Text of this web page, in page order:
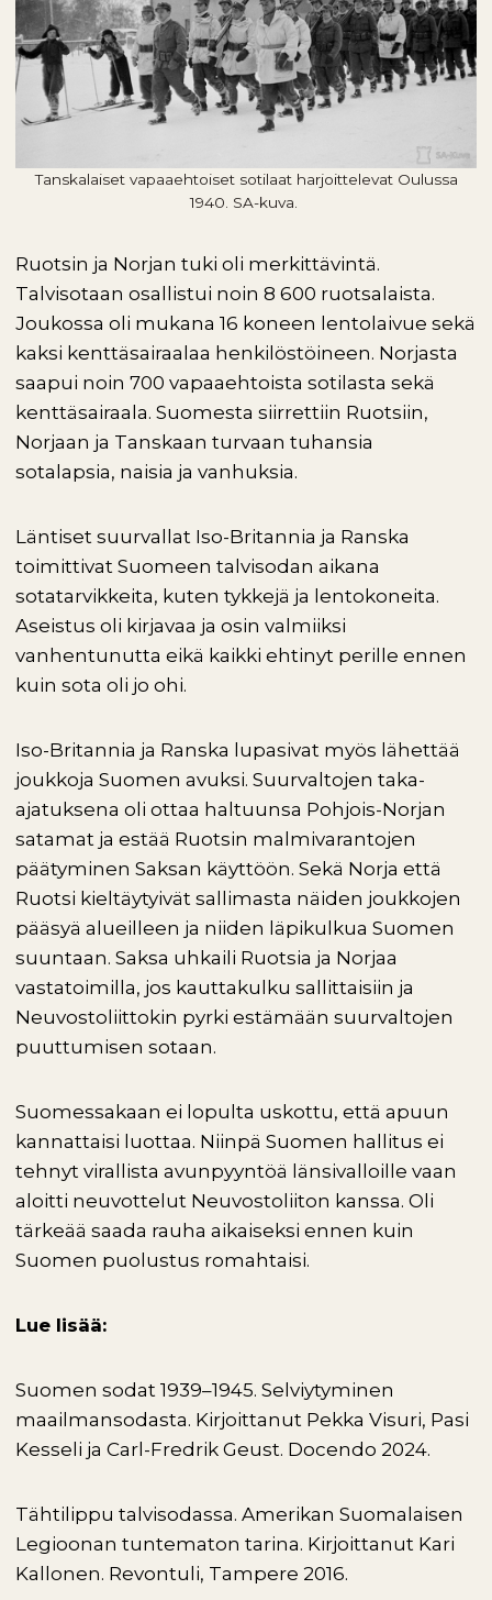
Tanskalaiset vapaaehtoiset sotilaat harjoittelevat Oulussa
1940. SA-kuva.
Ruotsin ja Norjan tuki oli merkittävintä.
Talvisotaan osallistui noin 8 600 ruotsalaista.
Joukossa oli mukana 16 koneen lentolaivue sekä
kaksi kenttäsairaalaa henkilöstöineen. Norjasta
saapui noin 700 vapaaehtoista sotilasta sekä
kenttäsairaala. Suomesta siirrettiin Ruotsiin,
Norjaan ja Tanskaan turvaan tuhansia
sotalapsia, naisia ja vanhuksia.
Läntiset suurvallat Iso-Britannia ja Ranska
toimittivat Suomeen talvisodan aikana
sotatarvikkeita, kuten tykkejä ja lentokoneita.
Aseistus oli kirjavaa ja osin valmiiksi
vanhentunutta eikä kaikki ehtinyt perille ennen
kuin sota oli jo ohi.
Iso-Britannia ja Ranska lupasivat myös lähettää
joukkoja Suomen avuksi. Suurvaltojen taka-
ajatuksena oli ottaa haltuunsa Pohjois-Norjan
satamat ja estää Ruotsin malmivarantojen
päätyminen Saksan käyttöön. Sekä Norja että
Ruotsi kieltäytyivät sallimasta näiden joukkojen
pääsyä alueilleen ja niiden läpikulkua Suomen
suuntaan. Saksa uhkaili Ruotsia ja Norjaa
vastatoimilla, jos kauttakulku sallittaisiin ja
Neuvostoliittokin pyrki estämään suurvaltojen
puuttumisen sotaan.
Suomessakaan ei lopulta uskottu, että apuun
kannattaisi luottaa. Niinpä Suomen hallitus ei
tehnyt virallista avunpyyntöä länsivalloille vaan
aloitti neuvottelut Neuvostoliiton kanssa. Oli
tärkeää saada rauha aikaiseksi ennen kuin
Suomen puolustus romahtaisi.
Lue lisää:
Suomen sodat 1939–1945. Selviytyminen
maailmansodasta. Kirjoittanut Pekka Visuri, Pasi
Kesseli ja Carl-Fredrik Geust. Docendo 2024.
Tähtilippu talvisodassa. Amerikan Suomalaisen
Legioonan tuntematon tarina. Kirjoittanut Kari
Kallonen. Revontuli, Tampere 2016.